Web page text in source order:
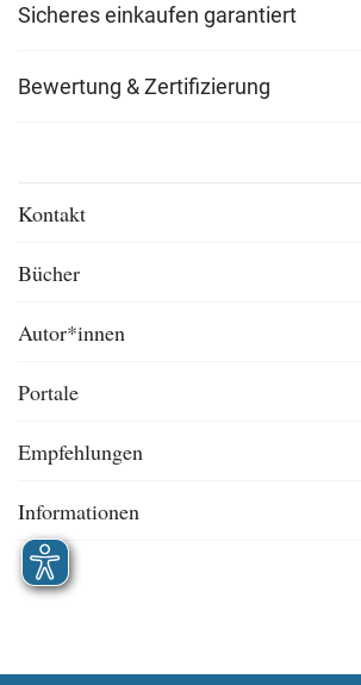
Sicheres einkaufen garantiert
Bewertung & Zertifizierung
Kontakt
Bücher
Autor*innen
Portale
Empfehlungen
Informationen